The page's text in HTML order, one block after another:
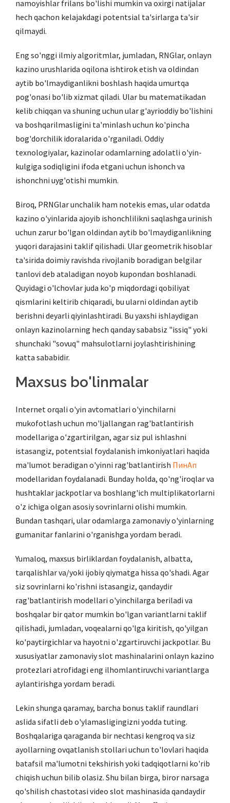
namoyishlar frilans bo'lishi mumkin va oxirgi natijalar
hech qachon kelajakdagi potentsial ta'sirlarga ta'sir
qilmaydi.
Eng so'nggi ilmiy algoritmlar, jumladan, RNGlar, onlayn
kazino urushlarida oqilona ishtirok etish va oldindan
aytib bo'lmaydiganlikni boshlash haqida umurtqa
pog'onasi bo'lib xizmat qiladi. Ular bu matematikadan
kelib chiqqan va shuning uchun ular g'ayrioddiy bo'lishini
va boshqarilmasligini ta'minlash uchun ko'pincha
bog'dorchilik idoralarida o'rganiladi. Oddiy
texnologiyalar, kazinolar odamlarning adolatli o'yin-
kulgiga sodiqligini ifoda etgani uchun ishonch va
ishonchni uyg'otishi mumkin.
Biroq, PRNGlar unchalik ham notekis emas, ular odatda
kazino o'yinlarida ajoyib ishonchlilikni saqlashga urinish
uchun zarur bo'lgan oldindan aytib bo'lmaydiganlikning
yuqori darajasini taklif qilishadi. Ular geometrik hisoblar
ta'sirida doimiy ravishda rivojlanib boradigan belgilar
tanlovi deb ataladigan noyob kupondan boshlanadi.
Quyidagi o'lchovlar juda ko'p miqdordagi qobiliyat
qismlarini keltirib chiqaradi, bu ularni oldindan aytib
berishni deyarli qiyinlashtiradi. Bu yaxshi ishlaydigan
onlayn kazinolarning hech qanday sababsiz "issiq" yoki
shunchaki "sovuq" mahsulotlarni joylashtirishining
katta sababidir.
Maxsus bo'linmalar
Internet orqali o'yin avtomatlari o'yinchilarni
mukofotlash uchun mo'ljallangan rag'batlantirish
modellariga o'zgartirilgan, agar siz pul ishlashni
istasangiz, potentsial foydalanish imkoniyatlari haqida
ma'lumot beradigan o'yinni rag'batlantirish ПинАп
modellaridan foydalanadi. Bunday holda, qo'ng'iroqlar va
hushtaklar jackpotlar va boshlang'ich multiplikatorlarni
o'z ichiga olgan asosiy sovrinlarni olishi mumkin.
Bundan tashqari, ular odamlarga zamonaviy o'yinlarning
gumanitar fanlarini o'rganishga yordam beradi.
Yumaloq, maxsus birliklardan foydalanish, albatta,
tarqalishlar va/yoki ijobiy qiymatga hissa qo'shadi. Agar
siz sovrinlarni ko'rishni istasangiz, qandaydir
rag'batlantirish modellari o'yinchilarga beriladi va
boshqalar bir qator mumkin bo'lgan variantlarni taklif
qilishadi, jumladan, voqealarni qo'lga kiritish, qo'yilgan
ko'paytirgichlar va hayotni o'zgartiruvchi jackpotlar. Bu
xususiyatlar zamonaviy slot mashinalarini onlayn kazino
protezlari atrofidagi eng ilhomlantiruvchi variantlarga
aylantirishga yordam beradi.
Lekin shunga qaramay, barcha bonus taklif raundlari
aslida sifatli deb o'ylamasligingizni yodda tuting.
Boshqalariga qaraganda bir nechtasi kengroq va siz
ayollarning ovqatlanish stollari uchun to'lovlari haqida
batafsil ma'lumotni tekshirish yoki tadqiqotlarni ko'rib
chiqish uchun bilib olasiz. Shu bilan birga, biror narsaga
qo'shilish chastotasi video slot mashinasida qandaydir